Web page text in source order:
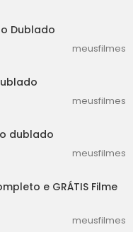
<br />filme doz
filme download
sentença filme onlin
sentença baixar
assistir <br
ingresso <br /
e uma sentença tea
e uma sentenç
doze homens e u
dublado completo
sentença filme com
o filme doze hom
Dublado
meusfilmes
meusfilmes
dublado
meusfilmes
e GRÁTIS Filme
meusfilmes